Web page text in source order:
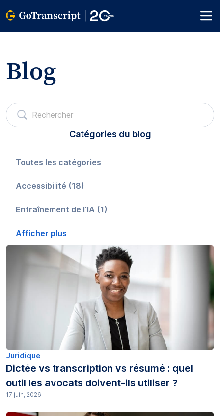
Blog
Catégories du blog
Toutes les catégories
Accessibilité (18)
Entraînement de l'IA (1)
Transcription automatisée (1)
Sous-titres pour sourds et malentendants (2)
Guides pratiques (233)
Journalisme (1)
Juridique (105)
Étude de marché (26)
Autre (1)
Afficher plus
Juridique
Dictée vs transcription vs résumé : quel
outil les avocats doivent-ils utiliser ?
17 juin, 2026